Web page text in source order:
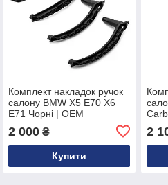
Комплект накладок ручок
салону BMW X5 E70 X6
E71 Чорні | OEM
2 000₴
Купити
2